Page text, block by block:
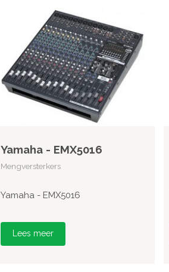
Yamaha - EMX5016
Mengversterkers
Yamaha - EMX5016
Lees meer